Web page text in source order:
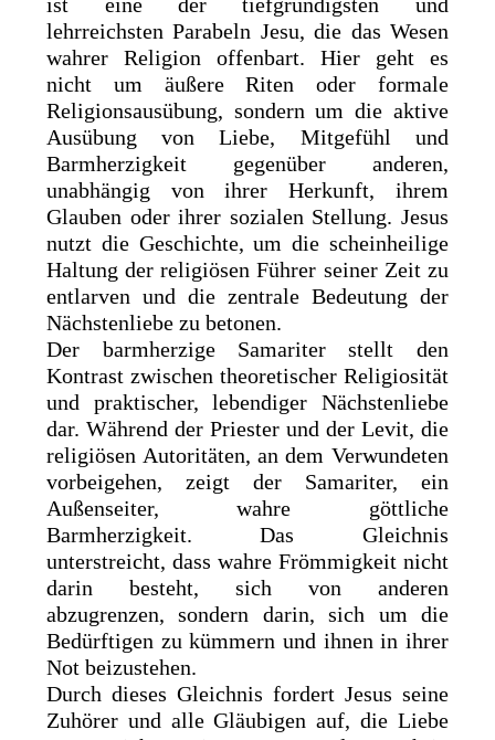
lehrreichsten Parabeln Jesu, die das Wesen
wahrer Religion offenbart. Hier geht es
nicht um äußere Riten oder formale
Religionsausübung, sondern um die aktive
Ausübung von Liebe, Mitgefühl und
Barmherzigkeit gegenüber anderen,
unabhängig von ihrer Herkunft, ihrem
Glauben oder ihrer sozialen Stellung. Jesus
nutzt die Geschichte, um die scheinheilige
Haltung der religiösen Führer seiner Zeit zu
entlarven und die zentrale Bedeutung der
Nächstenliebe zu betonen.
Der barmherzige Samariter stellt den
Kontrast zwischen theoretischer Religiosität
und praktischer, lebendiger Nächstenliebe
dar. Während der Priester und der Levit, die
religiösen Autoritäten, an dem Verwundeten
vorbeigehen, zeigt der Samariter, ein
Außenseiter, wahre göttliche
Barmherzigkeit. Das Gleichnis
unterstreicht, dass wahre Frömmigkeit nicht
darin besteht, sich von anderen
abzugrenzen, sondern darin, sich um die
Bedürftigen zu kümmern und ihnen in ihrer
Not beizustehen.
Durch dieses Gleichnis fordert Jesus seine
Zuhörer und alle Gläubigen auf, die Liebe